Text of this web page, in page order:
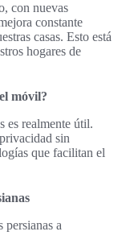
con nuevas
constante
casas. Esto está
hogares de
móvil?
es realmente útil.
sin
que facilitan el
persianas a